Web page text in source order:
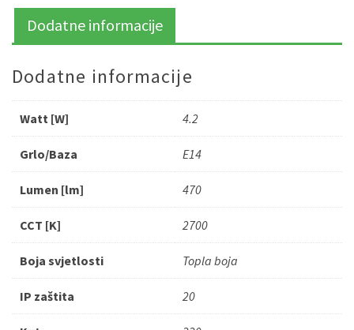
Dodatne informacije
Dodatne informacije
Watt [W] 4.2
Grlo/Baza E14
Lumen [lm] 470
CCT [K] 2700
Boja svjetlosti Topla boja
IP zaštita 20